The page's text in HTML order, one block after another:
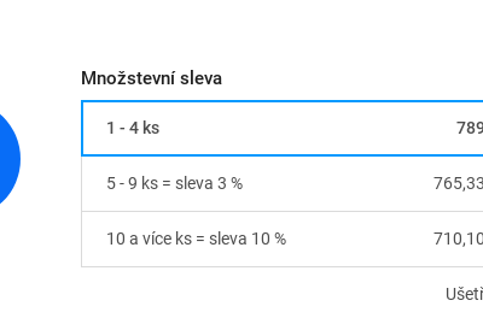
Množstevní sleva
1 - 4 ks
5 - 9 ks = sleva 3 %
10 a více ks = sleva 10 %